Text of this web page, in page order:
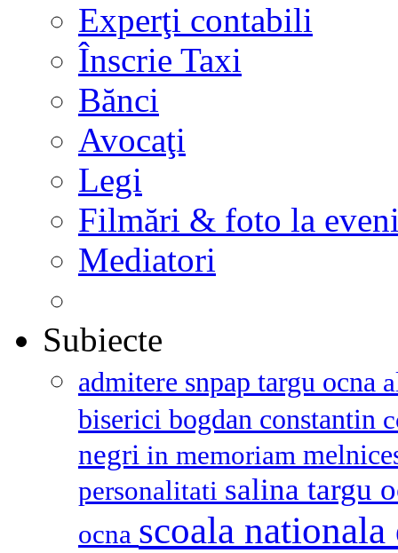
Experţi contabili
Înscrie Taxi
Bănci
Avocaţi
Legi
Filmări & foto la
Mediatori
Subiecte
admitere snpap targu ocna
biserici bogdan constantin
negri in memoriam
personalitati salina targu
ocna scoala